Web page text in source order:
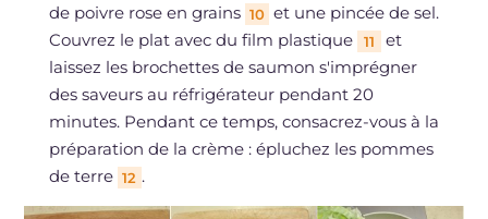
de poivre rose en grains 10 et une pincée de sel.
Couvrez le plat avec du film plastique
11
et
laissez les brochettes de saumon s'imprégner
des saveurs au réfrigérateur pendant 20
minutes. Pendant ce temps, consacrez-vous à la
préparation de la crème : épluchez les pommes
de terre 12 .